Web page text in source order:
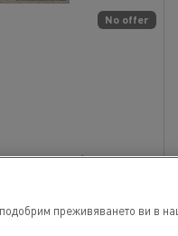
No offer
преживяването ви в